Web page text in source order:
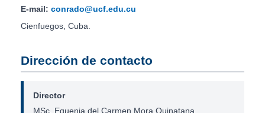
E-mail: conrado@ucf.edu.cu
Cienfuegos, Cuba.
Dirección de contacto
Director
MSc. Eguenia del Carmen Mora Quinatana